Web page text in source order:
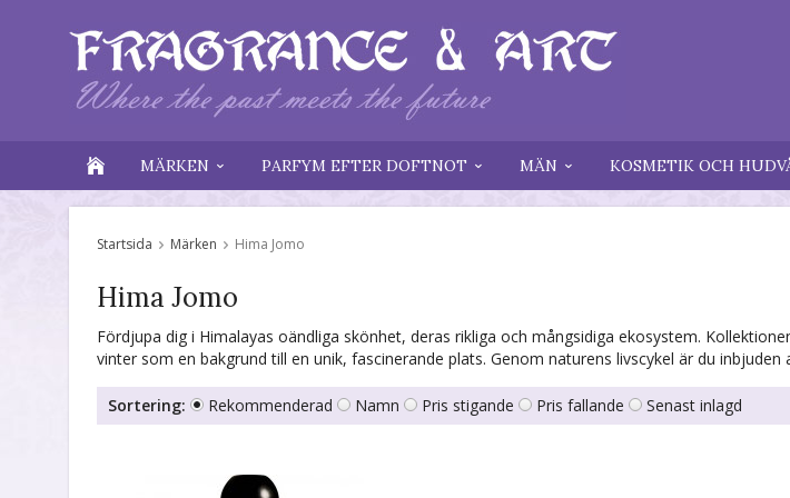
MÄRKEN PARFYM EFTER DOFTNOT MÄN KOSMETIK OCH
Startsida Märken Hima Jomo
Hima Jomo
Fördjupa dig i Himalayas oändliga skönhet, deras rikliga och mångsidiga ekosystem.
vinter som en bakgrund till en unik, fascinerande plats. Genom naturens livscykel är du
Sortering: Rekommenderad Namn Pris stigande Pris fallande Senast inlagd